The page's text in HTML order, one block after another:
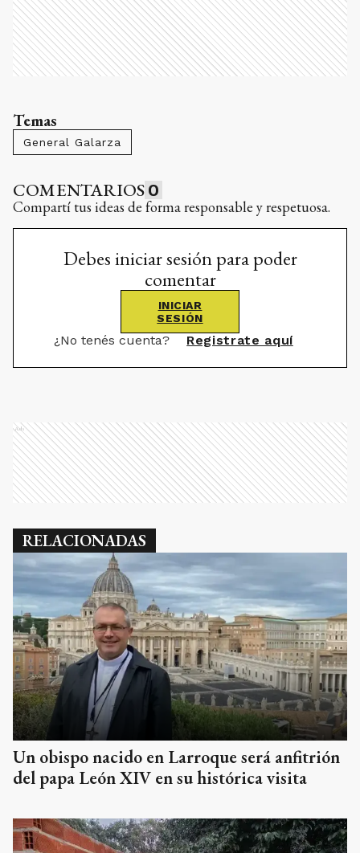
Temas
General Galarza
COMENTARIOS 0
Compartí tus ideas de forma responsable y respetuosa.
Debes iniciar sesión para poder
comentar
INICIAR
SESIÓN
¿No tenés cuenta? Registrate aquí
Ads
RELACIONADAS
Un obispo nacido en Larroque será anfitrión
del papa León XIV en su histórica visita